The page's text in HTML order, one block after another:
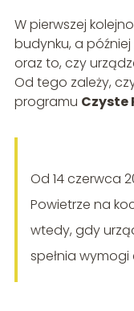
W pierwszej
budynku, a
oraz to, czy
Od tego zależy,
programu Czyste
Od 14 czerwca
Powietrze na
wtedy, gdy
spełnia